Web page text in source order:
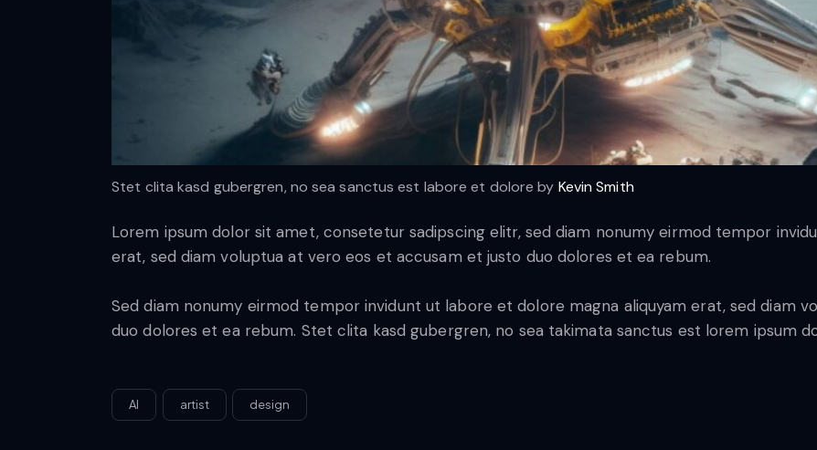
Stet clita kasd gubergren, no sea sanctus est labore et dolore by Kevin Smith
Lorem ipsum dolor sit amet, consetetur sadipscing elitr, sed diam nonumy eirmod tempor
erat, sed diam voluptua at vero eos et accusam et justo duo dolores et ea rebum.
Sed diam nonumy eirmod tempor invidunt ut labore et dolore magna aliquyam erat, sed diam
duo dolores et ea rebum. Stet clita kasd gubergren, no sea takimata sanctus est lorem ipsum
AI artist design